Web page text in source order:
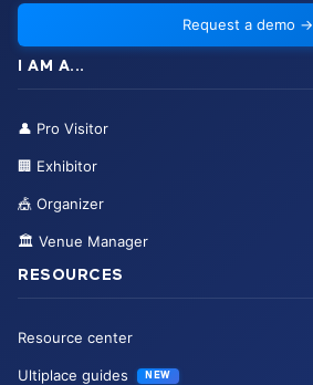
Request a demo →
I AM A...
👤 Pro Visitor
🏢 Exhibitor
🎪 Organizer
🏛️ Venue Manager
RESOURCES
Resource center
Ultiplace guides NEW